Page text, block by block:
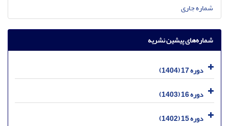
شماره جاری
شماره‌های پیشین نشریه
دوره 17 (1404)
دوره 16 (1403)
دوره 15 (1402)